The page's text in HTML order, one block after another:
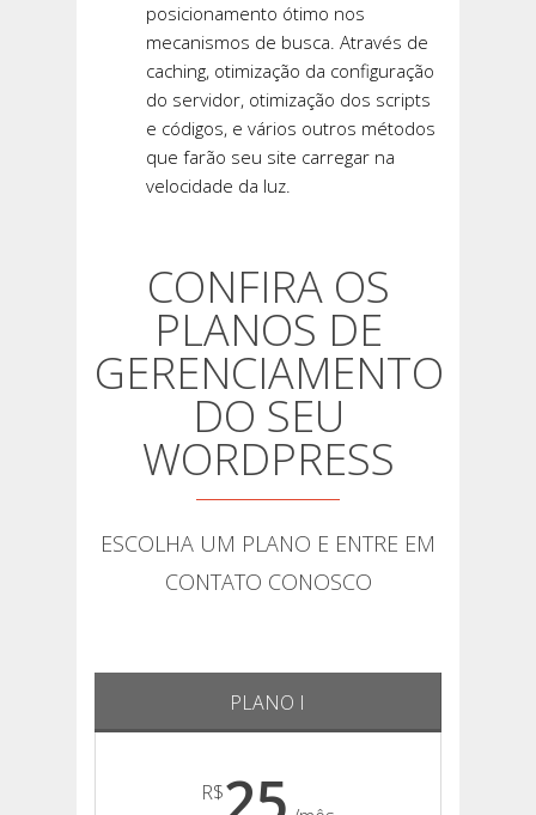
posicionamento ótimo nos
mecanismos de busca. Através de
caching, otimização da configuração
do servidor, otimização dos scripts
e códigos, e vários outros métodos
que farão seu site carregar na
velocidade da luz.
CONFIRA OS
PLANOS DE
GERENCIAMENTO
DO SEU
WORDPRESS
ESCOLHA UM PLANO E ENTRE EM
CONTATO CONOSCO
PLANO I
R$